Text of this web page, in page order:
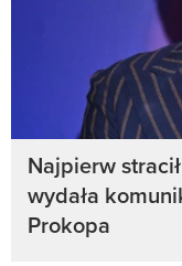
Najpierw
wydała
Prokopa